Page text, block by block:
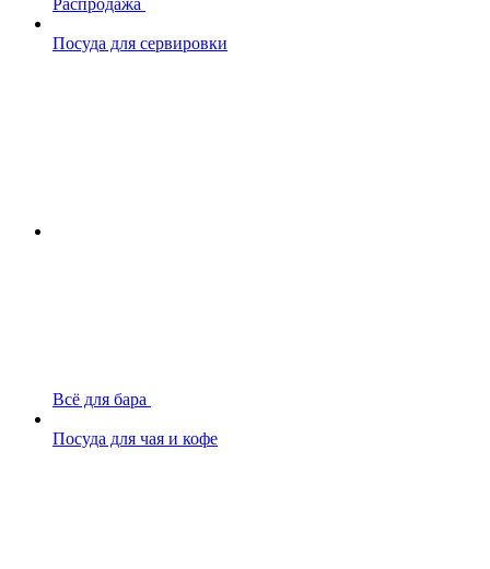
Распродажа
Посуда для сервировки
Всё для бара
Посуда для чая и кофе